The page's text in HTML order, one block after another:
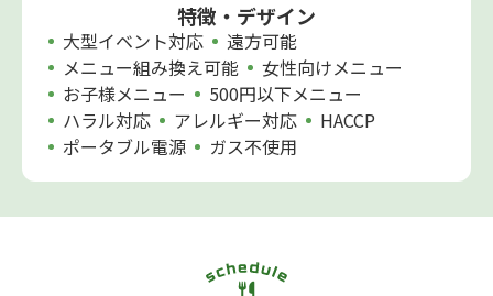
特徴・デザイン
大型イベント対応
遠方可能
メニュー組み換え可能
女性向けメニュー
お子様メニュー
500円以下メニュー
ハラル対応
アレルギー対応
HACCP
ポータブル電源
ガス不使用